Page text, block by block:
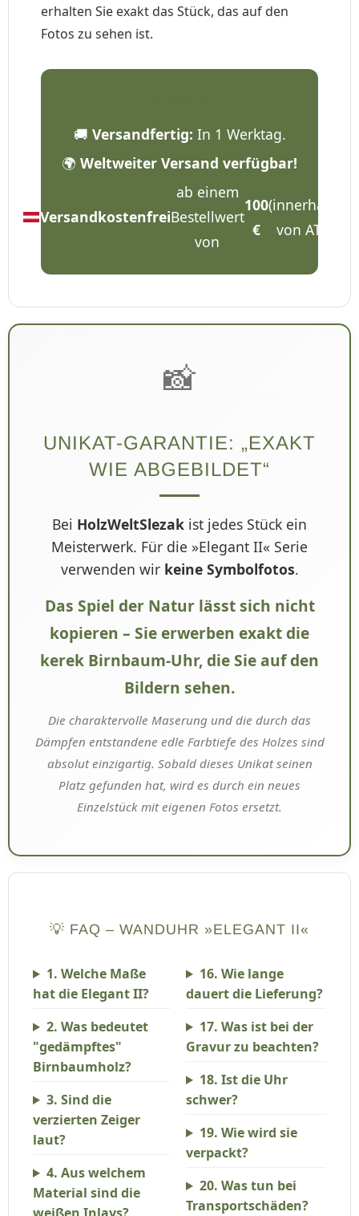
erhalten Sie exakt das Stück, das auf den
Fotos zu sehen ist.
🚚 Versandfertig: In 1 Werktag.
🌍 Weltweiter Versand verfügbar!
Versandkostenfrei
ab einem
Bestellwert
von
100
€
(innerhalb
von AT).
📸
UNIKAT-GARANTIE: „EXAKT
WIE ABGEBILDET“
Bei HolzWeltSlezak ist jedes Stück ein
Meisterwerk. Für die »Elegant II« Serie
verwenden wir keine Symbolfotos.
Das Spiel der Natur lässt sich nicht
kopieren – Sie erwerben exakt die
kerek Birnbaum-Uhr, die Sie auf den
Bildern sehen.
Die charaktervolle Maserung und die durch das
Dämpfen entstandene edle Farbtiefe des Holzes sind
absolut einzigartig. Sobald dieses Unikat seinen
Platz gefunden hat, wird es durch ein neues
Einzelstück mit eigenen Fotos ersetzt.
💡 FAQ – WANDUHR »ELEGANT II«
1. Welche Maße
hat die Elegant II?
2. Was bedeutet
"gedämpftes"
Birnbaumholz?
3. Sind die
verzierten Zeiger
laut?
4. Aus welchem
Material sind die
16. Wie lange
dauert die Lieferung?
17. Was ist bei der
Gravur zu beachten?
18. Ist die Uhr
schwer?
19. Wie wird sie
verpackt?
20. Was tun bei
Transportschäden?